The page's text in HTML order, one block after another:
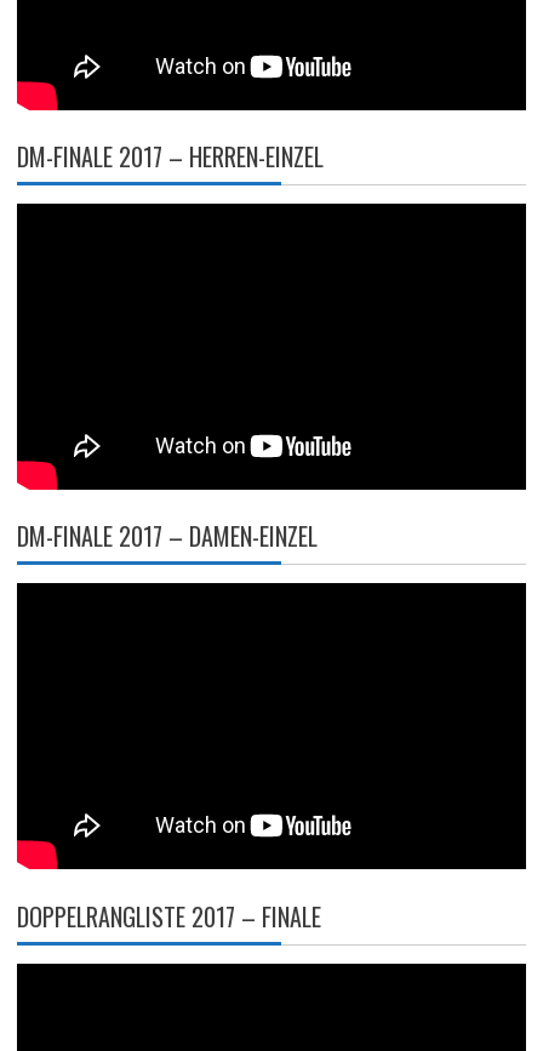
DM-FINALE 2017 – HERREN-EINZEL
DM-FINALE 2017 – DAMEN-EINZEL
DOPPELRANGLISTE 2017 – FINALE